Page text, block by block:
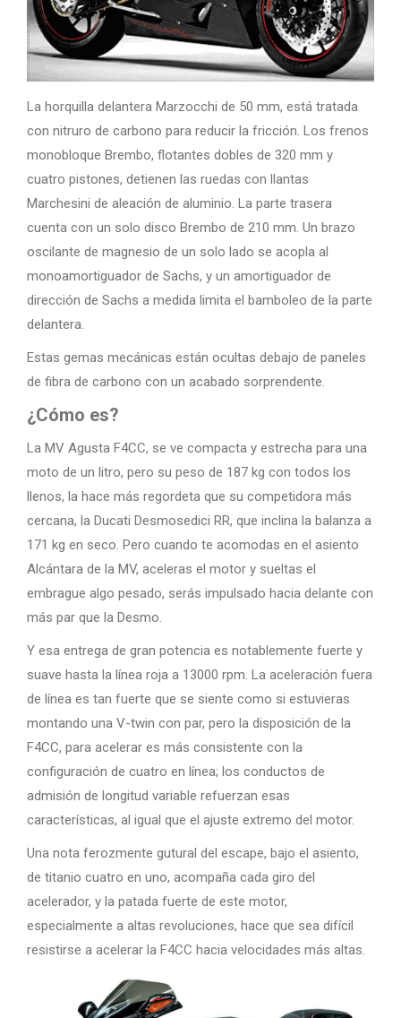
La horquilla delantera Marzocchi de 50 mm, está tratada
con nitruro de carbono para reducir la fricción. Los frenos
monobloque Brembo, flotantes dobles de 320 mm y
cuatro pistones, detienen las ruedas con llantas
Marchesini de aleación de aluminio. La parte trasera
cuenta con un solo disco Brembo de 210 mm. Un brazo
oscilante de magnesio de un solo lado se acopla al
monoamortiguador de Sachs, y un amortiguador de
dirección de Sachs a medida limita el bamboleo de la parte
delantera.
Estas gemas mecánicas están ocultas debajo de paneles
de fibra de carbono con un acabado sorprendente.
¿Cómo es?
La MV Agusta F4CC, se ve compacta y estrecha para una
moto de un litro, pero su peso de 187 kg con todos los
llenos, la hace más regordeta que su competidora más
cercana, la Ducati Desmosedici RR, que inclina la balanza a
171 kg en seco. Pero cuando te acomodas en el asiento
Alcántara de la MV, aceleras el motor y sueltas el
embrague algo pesado, serás impulsado hacia delante con
más par que la Desmo.
Y esa entrega de gran potencia es notablemente fuerte y
suave hasta la línea roja a 13000 rpm. La aceleración fuera
de línea es tan fuerte que se siente como si estuvieras
montando una V-twin con par, pero la disposición de la
F4CC, para acelerar es más consistente con la
configuración de cuatro en línea; los conductos de
admisión de longitud variable refuerzan esas
características, al igual que el ajuste extremo del motor.
Una nota ferozmente gutural del escape, bajo el asiento,
de titanio cuatro en uno, acompaña cada giro del
acelerador, y la patada fuerte de este motor,
especialmente a altas revoluciones, hace que sea difícil
resistirse a acelerar la F4CC hacia velocidades más altas.